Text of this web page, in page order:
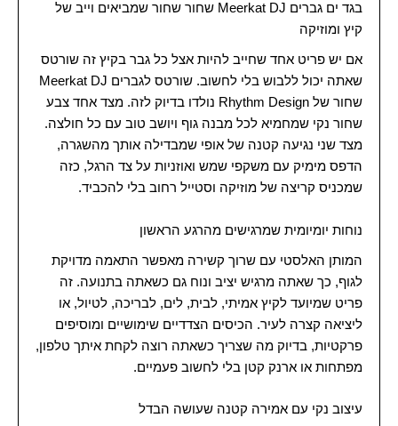
בגד ים גברים Meerkat DJ שחור שחור שמביאים וייב של
קיץ ומוזיקה
אם יש פריט אחד שחייב להיות אצל כל גבר בקיץ זה שורטס
שאתה יכול ללבוש בלי לחשוב. שורטס לגברים Meerkat DJ
שחור של Rhythm Design נולדו בדיוק לזה. מצד אחד צבע
שחור נקי שמחמיא לכל מבנה גוף ויושב טוב עם כל חולצה.
מצד שני נגיעה קטנה של אופי שמבדילה אותך מהשגרה,
הדפס מימיק עם משקפי שמש ואוזניות על צד הרגל, כזה
שמכניס קריצה של מוזיקה וסטייל רחוב בלי להכביד.
נוחות יומיומית שמרגישים מהרגע הראשון
המותן האלסטי עם שרוך קשירה מאפשר התאמה מדויקת
לגוף, כך שאתה מרגיש יציב ונוח גם כשאתה בתנועה. זה
פריט שמיועד לקיץ אמיתי, לבית, לים, לבריכה, לטיול, או
ליציאה קצרה לעיר. הכיסים הצדדיים שימושיים ומוסיפים
פרקטיות, בדיוק מה שצריך כשאתה רוצה לקחת איתך טלפון,
מפתחות או ארנק קטן בלי לחשוב פעמיים.
עיצוב נקי עם אמירה קטנה שעושה הבדל